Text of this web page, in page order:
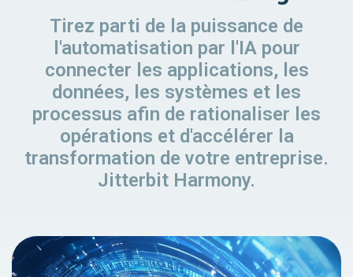
Tirez parti de la puissance de
l'automatisation par l'IA pour
connecter les applications, les
données, les systèmes et les
processus afin de rationaliser les
opérations et d'accélérer la
transformation de votre entreprise.
Jitterbit Harmony.